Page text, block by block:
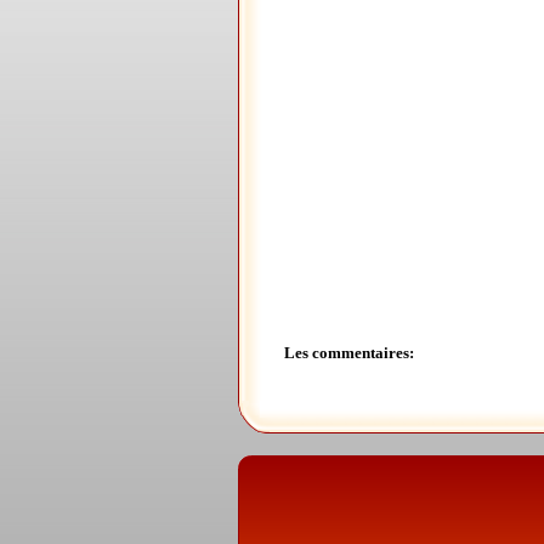
Les commentaires: